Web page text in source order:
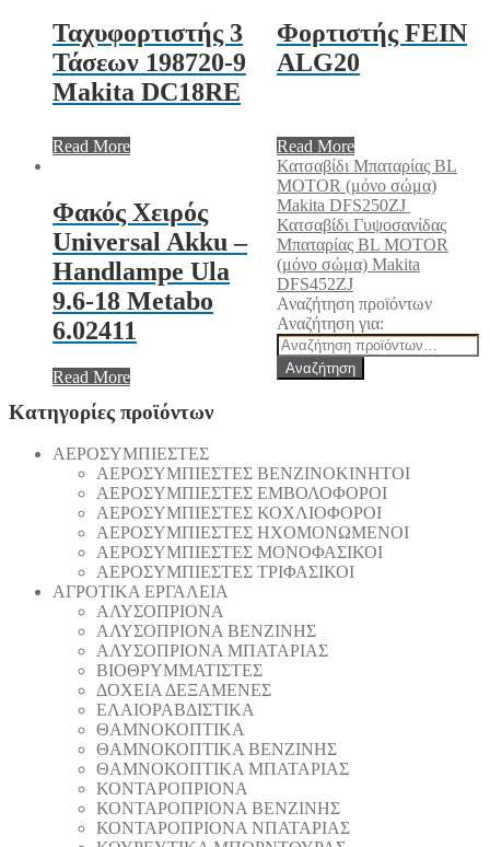
Ταχυφορτιστής 3
Τάσεων 198720-9
Makita DC18RE
Read More
Φορτιστής FEIN
ALG20
Read More
Φακός Χειρός
Universal Akku –
Handlampe Ula
9.6-18 Metabo
6.02411
Read More
Κατσαβίδι Μπαταρίας BL
MOTOR (μόνο σώμα)
Makita DFS250ZJ
Κατσαβίδι Γυψοσανίδας
Μπαταρίας BL MOTOR
(μόνο σώμα) Makita
DFS452ZJ
Αναζήτηση προϊόντων
Αναζήτηση για:
Αναζήτηση
Κατηγορίες προϊόντων
AEΡΟΣΥΜΠΙΕΣΤΕΣ
AEΡΟΣΥΜΠΙΕΣΤΕΣ ΒΕΝΖΙΝΟΚΙΝΗΤΟΙ
AEΡΟΣΥΜΠΙΕΣΤΕΣ ΕΜΒΟΛΟΦΟΡΟΙ
AEΡΟΣΥΜΠΙΕΣΤΕΣ ΚΟΧΛΙΟΦΟΡΟΙ
ΑΕΡΟΣΥΜΠΙΕΣΤΕΣ ΗΧΟΜΟΝΩΜΕΝΟΙ
ΑΕΡΟΣΥΜΠΙΕΣΤΕΣ ΜΟΝΟΦΑΣΙΚΟΙ
ΑΕΡΟΣΥΜΠΙΕΣΤΕΣ ΤΡΙΦΑΣΙΚΟΙ
ΑΓΡΟΤΙΚΑ ΕΡΓΑΛΕΙΑ
AΛΥΣΟΠΡΙΟΝΑ
AΛΥΣΟΠΡΙΟΝΑ ΒΕΝΖΙΝΗΣ
AΛΥΣΟΠΡΙΟΝΑ ΜΠΑΤΑΡΙΑΣ
ΒΙΟΘΡΥΜΜΑΤΙΣΤΕΣ
ΔΟΧΕΙΑ ΔΕΞΑΜΕΝΕΣ
ΕΛΑΙΟΡΑΒΔΙΣΤΙΚΑ
ΘAΜΝΟΚΟΠΤΙΚΑ
ΘAΜΝΟΚΟΠΤΙΚΑ ΒΕΝΖΙΝΗΣ
ΘAΜΝΟΚΟΠΤΙΚΑ ΜΠΑΤΑΡΙΑΣ
ΚΟΝΤΑΡΟΠΡΙΟΝΑ
ΚΟΝΤΑΡΟΠΡΙΟΝΑ ΒΕΝΖΙΝΗΣ
ΚΟΝΤΑΡΟΠΡΙΟΝΑ ΝΠΑΤΑΡΙΑΣ